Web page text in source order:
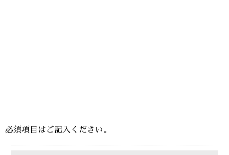
必須項目はご記入ください。